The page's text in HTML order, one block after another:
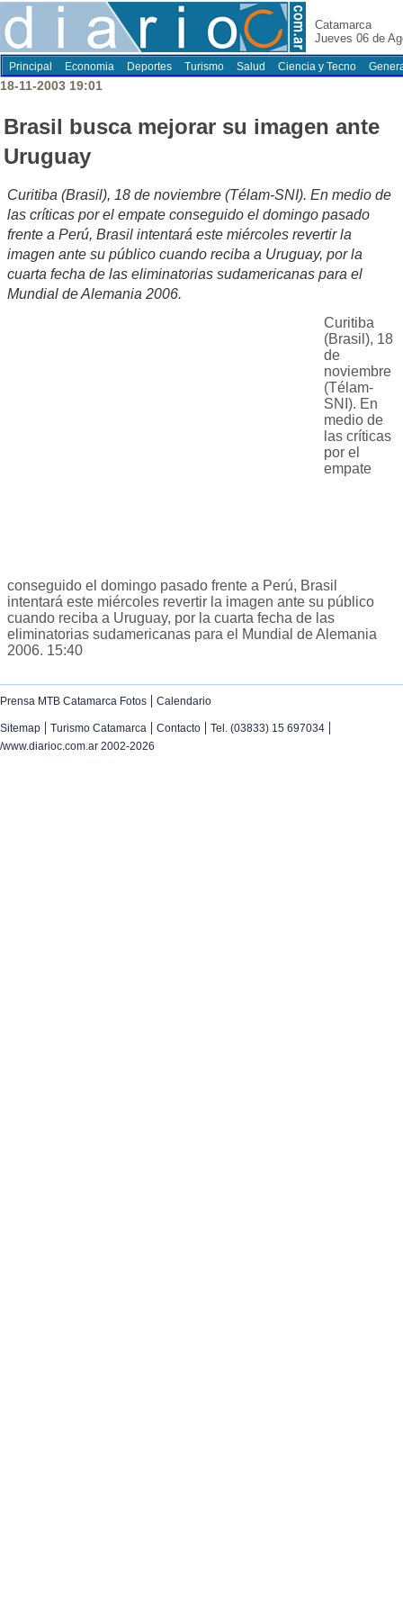
Catamarca
Jueves 06 de
Principal Economia Deportes Turismo Salud Ciencia y Tecno
18-11-2003 19:01
Brasil busca mejorar su imagen ante
Uruguay
Curitiba (Brasil), 18 de noviembre (Télam-SNI). En medio de
las críticas por el empate conseguido el domingo pasado
frente a Perú, Brasil intentará este miércoles revertir la
imagen ante su público cuando reciba a Uruguay, por la
cuarta fecha de las eliminatorias sudamericanas para el
Mundial de Alemania 2006.
Curitiba
(Brasil), 18
de
noviembre
(Télam-
SNI). En
medio de
las críticas
por el
empate
conseguido el domingo pasado frente a Perú, Brasil
intentará este miércoles revertir la imagen ante su público
cuando reciba a Uruguay, por la cuarta fecha de las
eliminatorias sudamericanas para el Mundial de Alemania
2006. 15:40
Prensa MTB Catamarca Fotos | Calendario
Sitemap | Turismo Catamarca | Contacto | Tel. (03833) 15 697034 |
/www.diarioc.com.ar 2002-2026